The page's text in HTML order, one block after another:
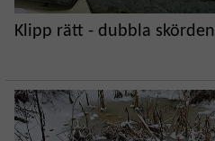
Klipp rätt - dubbla skörden